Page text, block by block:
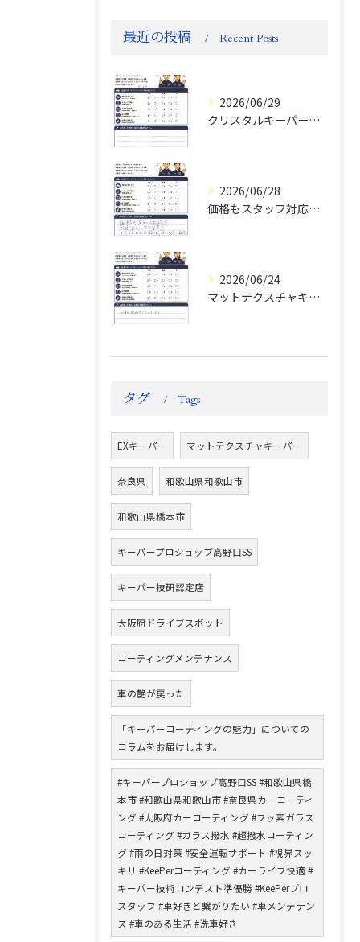
最近の投稿 Recent Posts
2026/06/29
クリスタルキーパー評判
2026/06/28
価格もスタッフ対応も大変満足！ランドクルーザーFJお客様の声
2026/06/24
マットテクスチャキーパー施工後のお客様の声
タグ Tags
EXキーパー マットテクスチャキーパー
奈良県 和歌山県和歌山市
和歌山県橋本市
キーパープロショップ高野口SS
キーパー技研認定店
大阪府ドライブスポット
コーティングメンテナンス
車の艶が戻った
「キーパーコーティングの魅力」についての
コラムをお届けします。
#キーパープロショップ高野口SS #和歌山県橋
本市 #和歌山県和歌山市 #奈良県カーコーティ
ング #大阪府カーコーティング #フッ素ガラス
コーティング #ガラス撥水 #超撥水コーティン
グ #雨の日対策 #安全運転サポート #視界スッ
キリ #KeePerコーティング #カーライフ快適 #
キーパー技術コンテスト準優勝 #KeePerプロ
スタッフ #車好きと繋がりたい #車メンテナン
ス #車のある生活 #洗車好き